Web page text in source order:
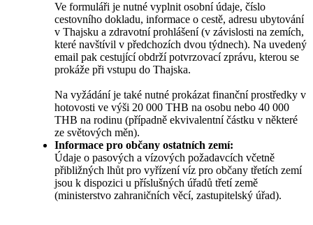
Ve formuláři je nutné vyplnit osobní údaje, číslo
cestovního dokladu, informace o cestě, adresu ubytování
v Thajsku a zdravotní prohlášení (v závislosti na zemích,
které navštívil v předchozích dvou týdnech). Na uvedený
email pak cestující obdrží potvrzovací zprávu, kterou se
prokáže při vstupu do Thajska.
Na vyžádání je také nutné prokázat finanční prostředky v
hotovosti ve výši 20 000 THB na osobu nebo 40 000
THB na rodinu (případně ekvivalentní částku v některé
ze světových měn).
Informace pro občany ostatních zemí:
Údaje o pasových a vízových požadavcích včetně
přibližných lhůt pro vyřízení víz pro občany třetích zemí
jsou k dispozici u příslušných úřadů třetí země
(ministerstvo zahraničních věcí, zastupitelský úřad).